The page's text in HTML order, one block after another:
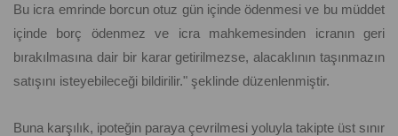
Bu icra emrinde borcun otuz gün içinde ödenmesi ve bu müddet
içinde borç ödenmez ve icra mahkemesinden icranın geri
bırakılmasına dair bir karar getirilmezse, alacaklının taşınmazın
satışını isteyebileceği bildirilir." şeklinde düzenlenmiştir.
Buna karşılık, ipoteğin paraya çevrilmesi yoluyla takipte üst sınır